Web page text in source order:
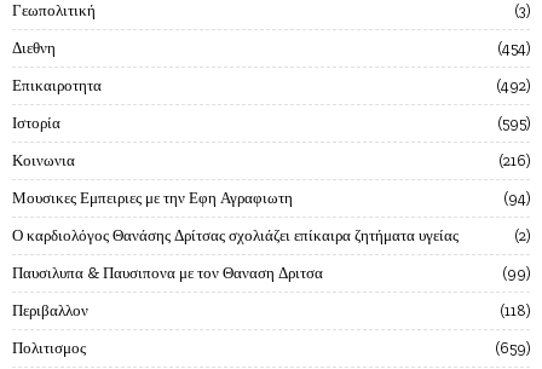
Γεωπολιτική 3
Διεθνη 454
Επικαιροτητα 492
Ιστορία 595
Κοινωνια 216
Μουσικες Εμπειριες με την Εφη Αγραφιωτη 94
Ο καρδιολόγος Θανάσης Δρίτσας σχολιάζει επίκαιρα ζητήματα υγείας 2
Παυσιλυπα & Παυσιπονα με τον Θαναση Δριτσα 99
Περιβαλλον 118
Πολιτισμος 659